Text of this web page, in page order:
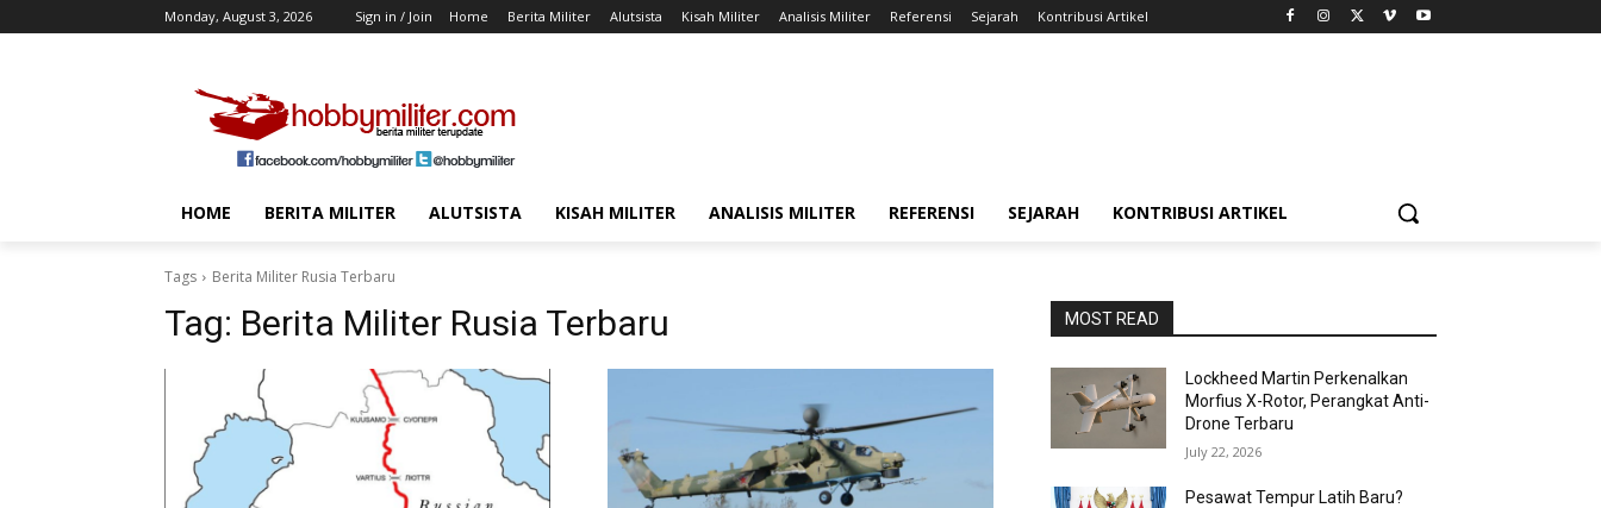
Monday, August 3, 2026 Sign in / Join Home Berita Militer Alutsista Kisah Militer Analisis Militer Referensi Sejarah Kontribusi Artikel
HOME BERITA MILITER ALUTSISTA KISAH MILITER ANALISIS MILITER REFERENSI SEJARAH KONTRIBUSI ARTIKEL
Tags Berita Militer Rusia Terbaru
Tag: Berita Militer Rusia Terbaru MOST READ
Lockheed Martin Perkenalkan
Morfius X-Rotor, Perangkat Anti-
Drone Terbaru
July 22, 2026
Pesawat Tempur Latih Baru?